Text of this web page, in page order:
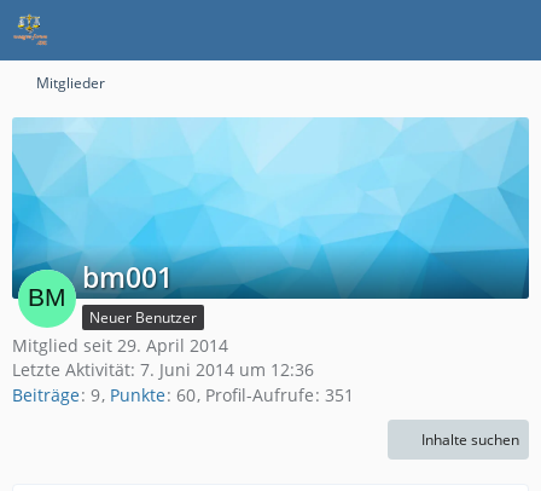
Mitglieder
bm001
Neuer Benutzer
Mitglied seit 29. April 2014
Letzte Aktivität: 7. Juni 2014 um 12:36
Beiträge 9 Punkte 60 Profil-Aufrufe 351
Inhalte suchen